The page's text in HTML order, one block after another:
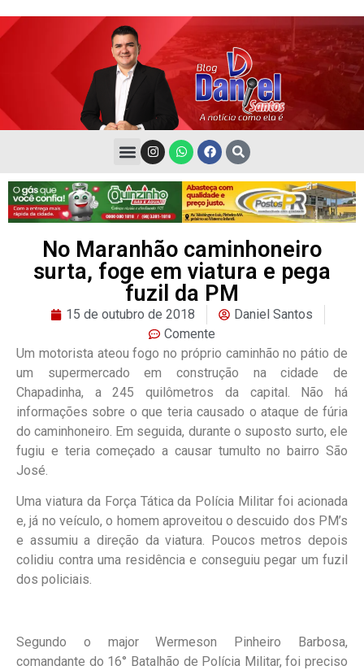
No Maranhão caminhoneiro
surta, foge em viatura e pega
fuzil da PM
15 de outubro de 2018
Daniel Santos
Comente
Um motorista ateou fogo no próprio caminhão no pátio de
um supermercado em construção na cidade de
Chapadinha, a 245 quilômetros da capital. Não há
informações sobre o que teria causado o ataque de fúria
do caminhoneiro. Em seguida, durante o suposto surto, ele
fugiu e teria começado a causar tumulto no bairro São
José.
Uma viatura da Força Tática da Polícia Militar foi acionada
e, já no veículo, o homem aproveitou o descuido dos PM’s
e assumiu a direção da viatura. Poucos metros depois
colidiu contra uma residência e conseguiu pegar um fuzil
dos policiais.
Segundo o major Wermeson Pinheiro Barbosa,
comandante do 16° Batalhão de Polícia Militar, foi preciso